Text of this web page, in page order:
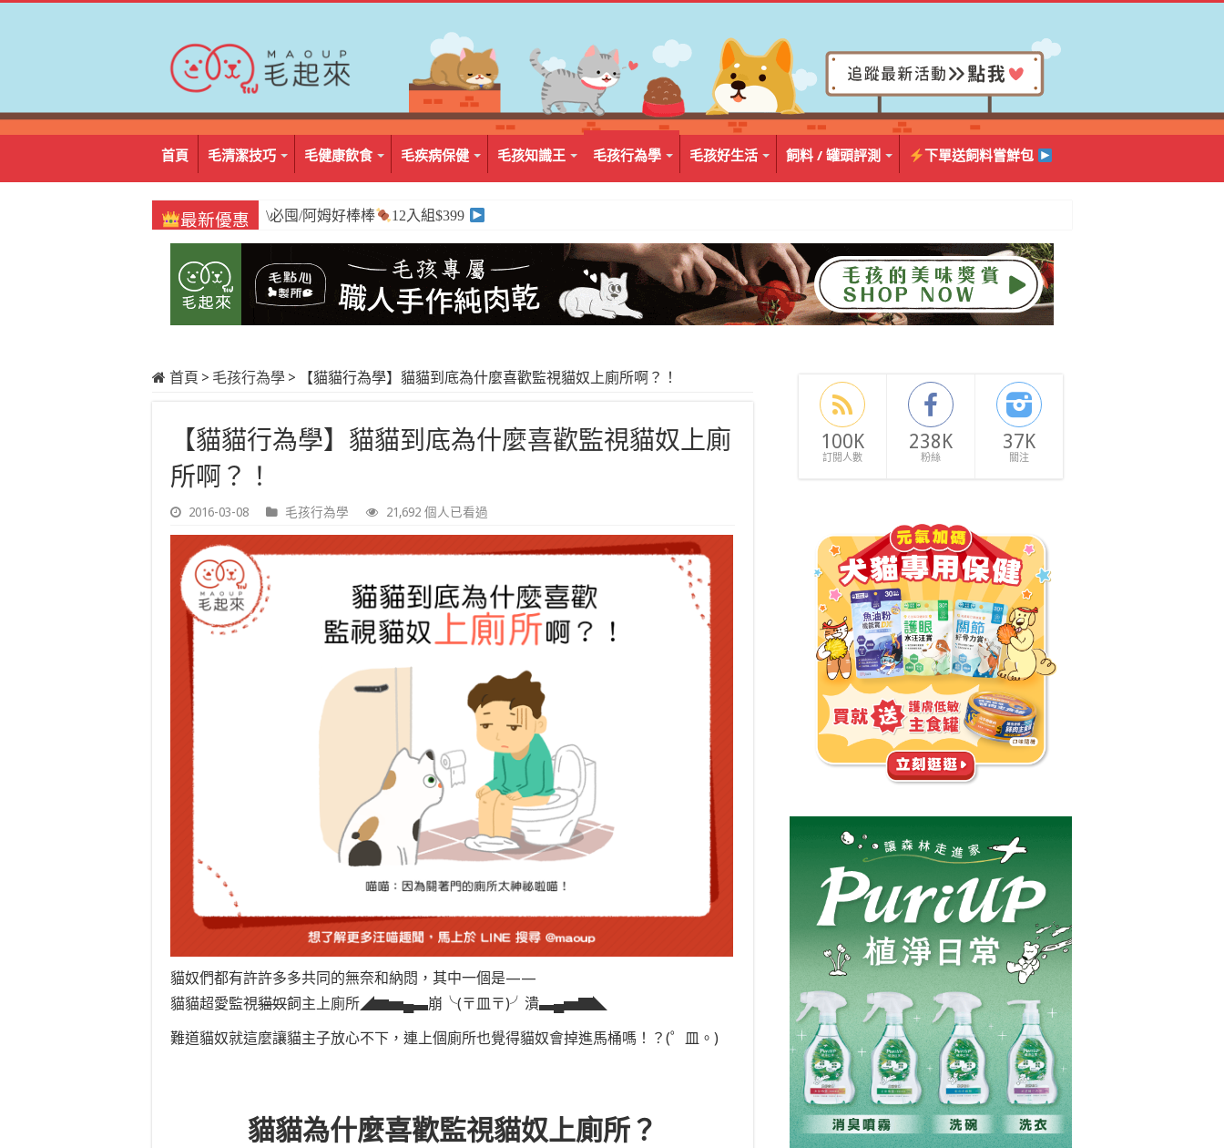
首頁 毛清潔技巧 毛健康飲食 毛疾病保健 毛孩知識王 毛孩行為學 毛孩好生活 飼料 / 罐頭評測 下單送飼料嘗鮮包
最新優惠 \必囤/阿姆好棒棒 12入組$399
首頁 > 毛孩行為學 > 【貓貓行為學】貓貓到底為什麼喜歡監視貓奴上廁所啊？！
【貓貓行為學】貓貓到底為什麼喜歡監視貓奴上廁
所啊？！
2016-03-08 毛孩行為學 21,692 個人已看過
貓奴們都有許許多多共同的無奈和納悶，其中一個是——
貓貓超愛監視貓奴飼主上廁所◢▆▅▄▃崩╰(〒皿〒)╯潰▃▄▅▇◣
難道貓奴就這麼讓貓主子放心不下，連上個廁所也覺得貓奴會掉進馬桶嗎！？(゜皿。)
貓貓為什麼喜歡監視貓奴上廁所？
100K
訂閱人數
238K
粉絲
37K
關注